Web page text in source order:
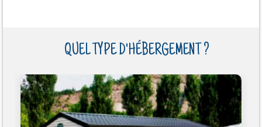
QUEL TYPE D'HÉBERGEMENT ?